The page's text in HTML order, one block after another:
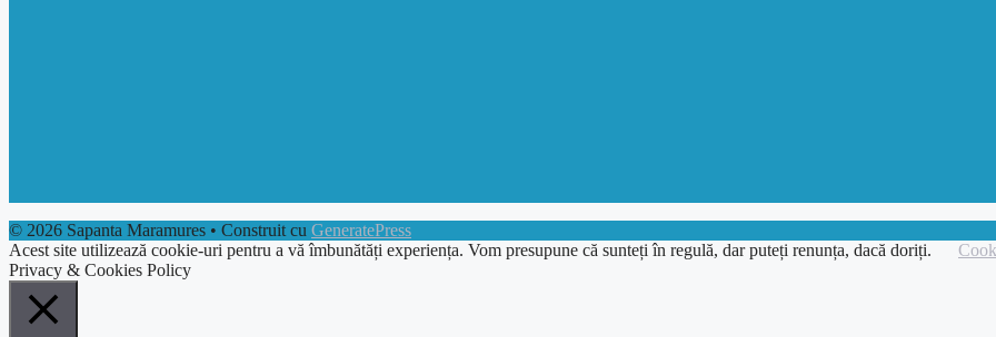
© 2026 Sapanta Maramures • Construit cu GeneratePress
Acest site utilizează cookie-uri pentru a vă îmbunătăți experiența. Vom presupune că sunteți în regulă, dar puteți renunța, dacă doriți.
Privacy & Cookies Policy